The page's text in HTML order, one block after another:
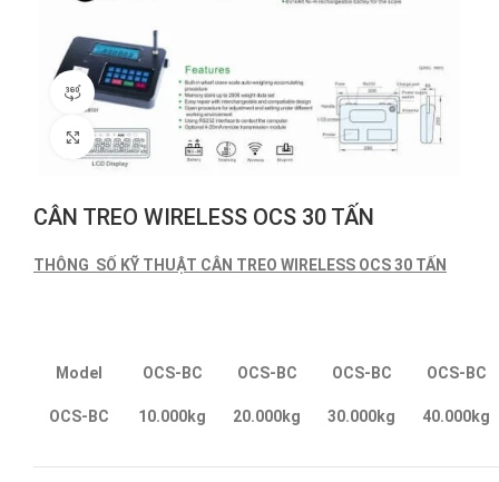
360 product view
Click to enlarge
CÂN TREO WIRELESS OCS 30 TẤN
THÔNG SỐ KỸ THUẬT CÂN TREO WIRELESS OCS 30 TẤN
Model
OCS-BC
OCS-BC
10.000kg
OCS-BC
20.000kg
OCS-BC
30.000kg
OCS-BC
40.000kg